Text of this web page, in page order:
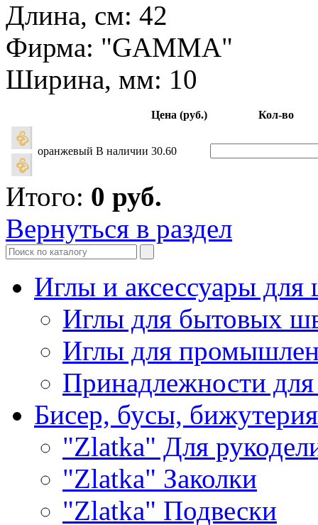
Длина, см: 42
Фирма: "GAMMA"
Ширина, мм: 10
Цена (руб.) Кол-во
оранжевый В наличии 30.60
Итого: 0 руб.
Вернуться в раздел
Иглы и аксессуары
Иглы для бытовых
Иглы для
Принадлежности
Бисер, бусы, бижутерия
"Zlatka" Для
"Zlatka" Заколки
"Zlatka" Подвески